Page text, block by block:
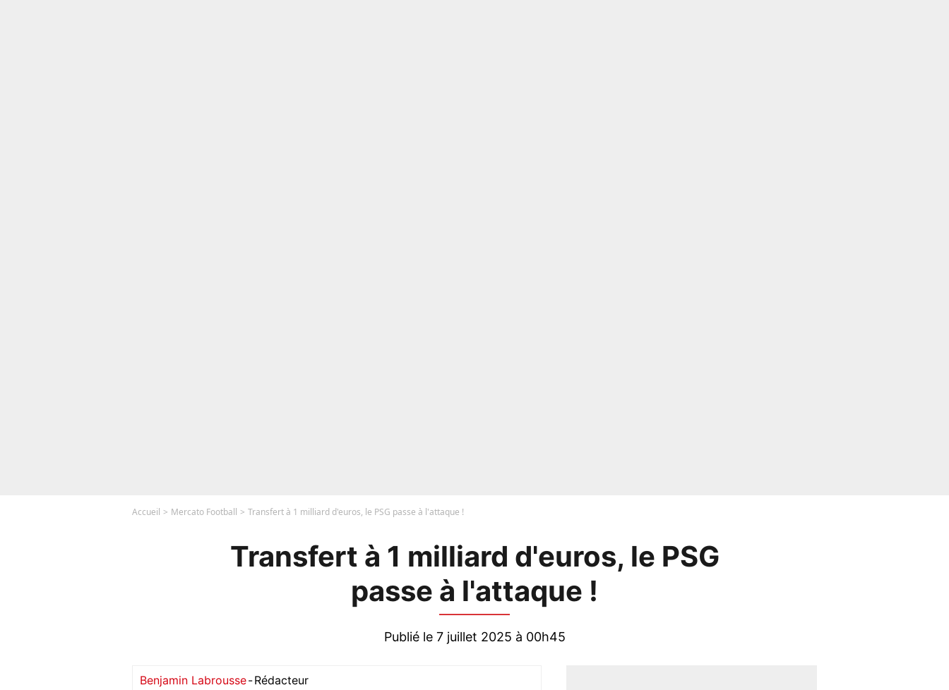
Accueil Mercato Football Transfert à 1 milliard d'euros, le PSG passe à l'attaque !
Transfert à 1 milliard d'euros, le PSG
passe à l'attaque !
Publié le 7 juillet 2025 à 00h45
Benjamin Labrousse-Rédacteur